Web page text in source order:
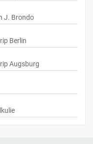
J. Brondo
Berlin
Augsburg